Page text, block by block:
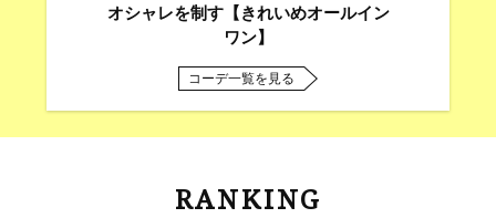
オシャレを制す【きれいめオールイン
ワン】
コーデ一覧を見る
RANKING